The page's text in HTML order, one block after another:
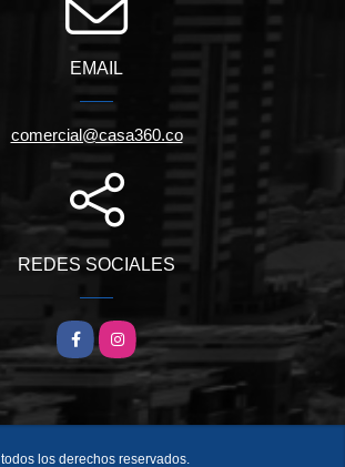
EMAIL
comercial@casa360.co
REDES SOCIALES
FacebookInstagram
, todos los derechos reservados.